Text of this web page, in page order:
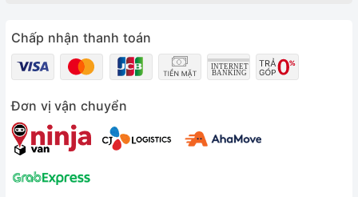
Chấp nhận thanh toán
Đơn vị vận chuyển